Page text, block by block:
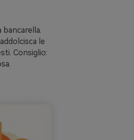
le
Consiglio: